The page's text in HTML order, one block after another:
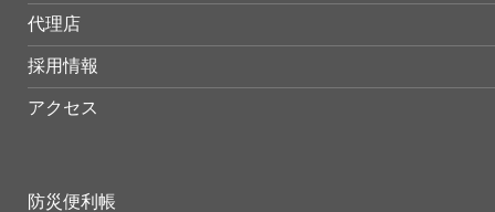
代理店
採用情報
アクセス
防災便利帳